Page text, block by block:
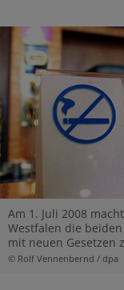
Am 1. Juli 2008
Westfalen die
mit neuen Gesetzen
© Rolf Vennenbernd / dpa